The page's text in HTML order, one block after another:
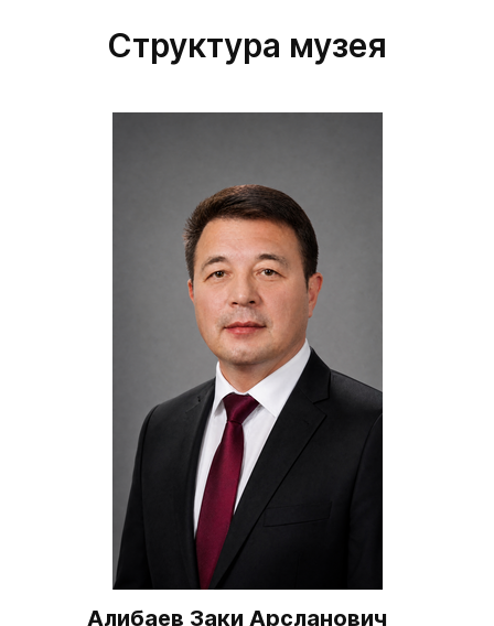
Структура музея
Алибаев Заки Арсланович